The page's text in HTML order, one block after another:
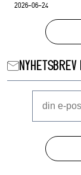
2026-06-24
NYHETSBREV